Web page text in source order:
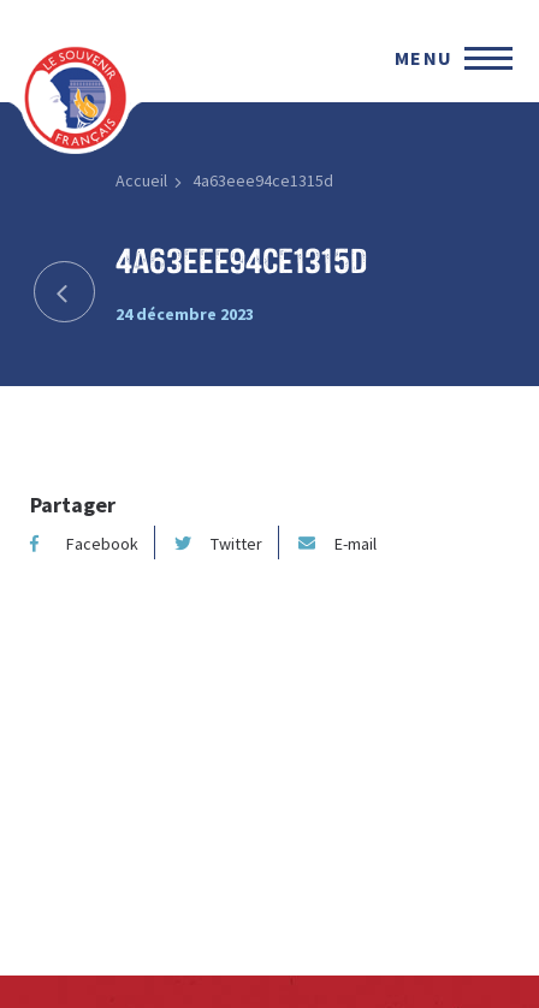
MENU
Accueil 4a63eee94ce1315d
4a63eee94ce1315d
24 décembre 2023
Partager
Facebook Twitter E-mail